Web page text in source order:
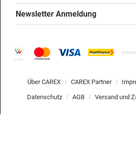
Newsletter Anmeldung
Über CAREX CAREX Partner
Datenschutz AGB Versand und